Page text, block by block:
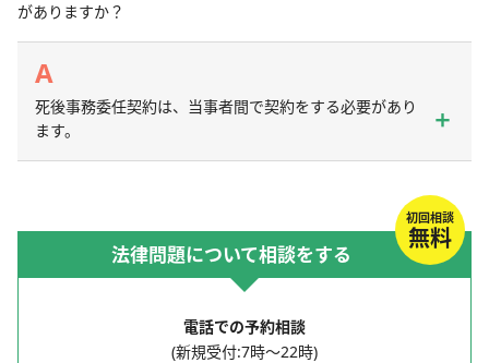
がありますか？
死後事務委任契約は、当事者間で契約をする必要があり
ます。
初回相談
無料
法律問題について相談をする
電話での予約相談
(新規受付:7時～22時)